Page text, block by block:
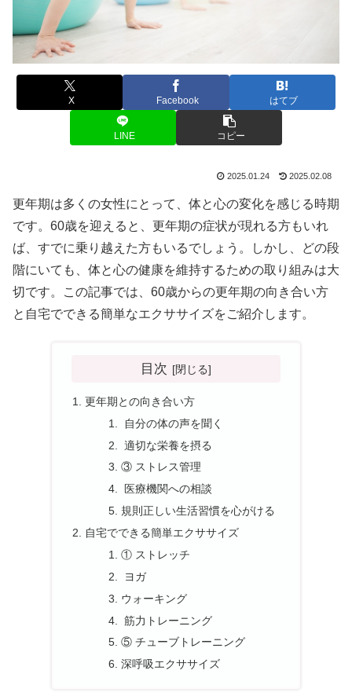
X Facebook はてブ
LINE コピー
2025.01.24 2025.02.08
更年期は多くの女性にとって、体と心の変化を感じる時期
です。60歳を迎えると、更年期の症状が現れる方もいれ
ば、すでに乗り越えた方もいるでしょう。しかし、どの段
階にいても、体と心の健康を維持するための取り組みは大
切です。この記事では、60歳からの更年期の向き合い方
と自宅でできる簡単なエクササイズをご紹介します。
目次
更年期との向き合い方
自分の体の声を聞く
適切な栄養を摂る
③ ストレス管理
医療機関への相談
規則正しい生活習慣を心がける
自宅でできる簡単エクササイズ
① ストレッチ
ヨガ
ウォーキング
筋力トレーニング
⑤ チューブトレーニング
深呼吸エクササイズ